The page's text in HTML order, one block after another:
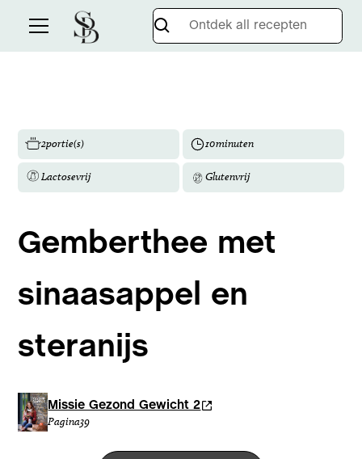
2portie(s) 10minuten
Lactosevrij Glutenvrij
Gemberthee met
sinaasappel en
steranijs
Missie Gezond Gewicht 2
Pagina39